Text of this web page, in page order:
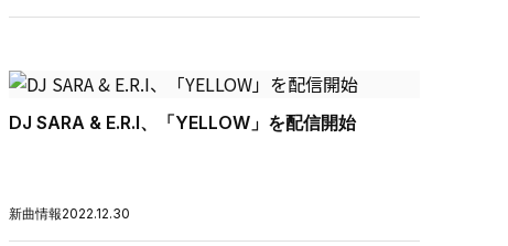
DJ SARA & E.R.I、「YELLOW」を配信開始
新曲情報2022.12.30